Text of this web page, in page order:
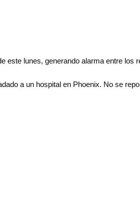
este lunes, generando alarma entre los
a un hospital en Phoenix. No se